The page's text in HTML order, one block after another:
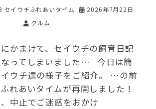
セイウチふれあいタイム
2026年7月22日
クルム
かまけて、セイウチの飼育日記
なってしまいました… 今日は簡
ウチ達の様子をご紹介。 …の前
れあいタイムが再開しました！
中止でご迷惑をおかけ